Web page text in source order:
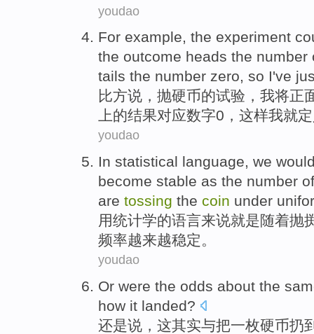
youdao
For example, the experiment
the outcome heads the number
tails the number zero, so I've
比方说， 抛硬币的试验 ， 我将正
上的结果对应数字0 ， 这样我就
youdao
In statistical language, we
become stable as the number
are tossing the coin under
用统计学的语言来说就是随着抛
频率越来越稳定。
youdao
Or were the odds about the
how it landed?
还是说 ， 这其实与把一枚硬币扔